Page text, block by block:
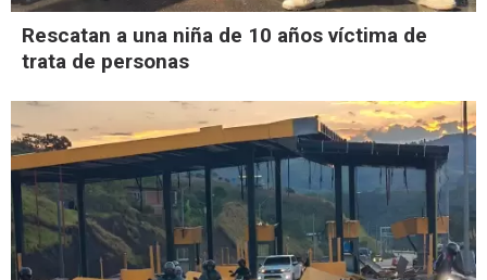
Rescatan a una niña de 10 años víctima de
trata de personas